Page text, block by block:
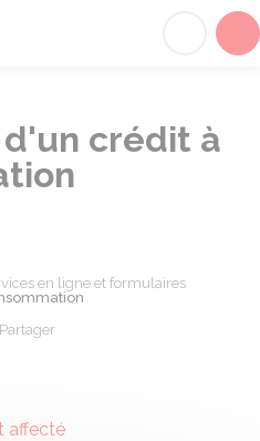
crédit à
en ligne et formulaires
Partager
affecté